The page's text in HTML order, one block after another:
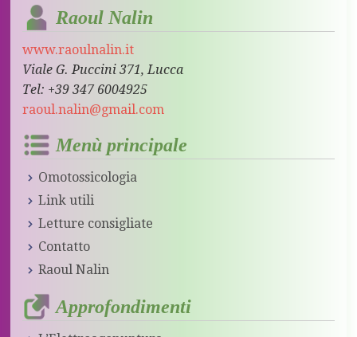
Raoul Nalin
www.raoulnalin.it
Viale G. Puccini 371, Lucca
Tel: +39 347 6004925
raoul.nalin@gmail.com
Menù principale
Omotossicologia
Link utili
Letture consigliate
Contatto
Raoul Nalin
Approfondimenti